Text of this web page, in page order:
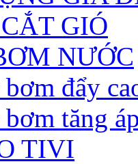
GIÓ
NƯỚC
đẩy
tăng
TIVI